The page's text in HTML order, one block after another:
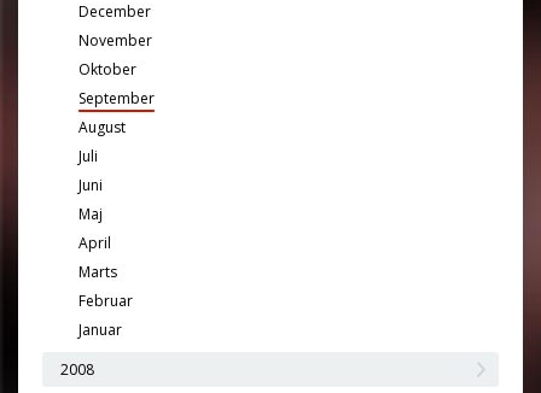
December
November
Oktober
September
August
Juli
Juni
Maj
April
Marts
Februar
Januar
2008